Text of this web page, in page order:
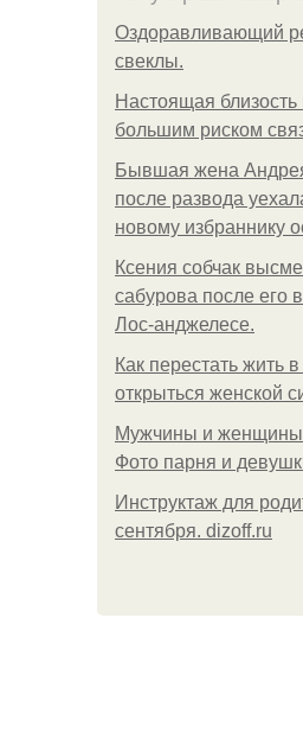
Оздоравливающий
свеклы.
Hacтоящая близость
большим риском
Бывшая жена
после развода
новому избраннику
Ксения собчак
сабурова после его
Лос-анджелесе.
Как перестать жить
открыться женской
Мужчины и женщины
Фото парня и
Инструктаж для
сентября. dizoff.ru